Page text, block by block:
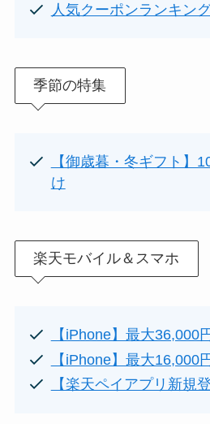
人気クーポンランキン
季節の特集
【御歳暮・冬ギフト】
け
楽天モバイル＆スマホ
【iPhone】最大36,000
【iPhone】最大16,000
【楽天ペイアプリ新規